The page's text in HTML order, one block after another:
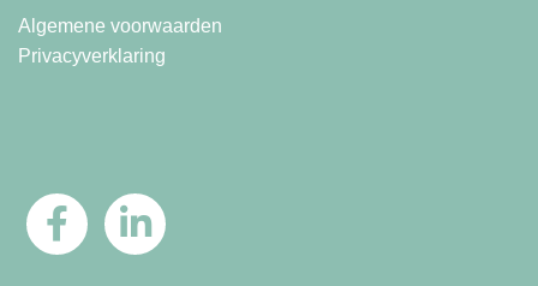
Algemene voorwaarden
Privacyverklaring